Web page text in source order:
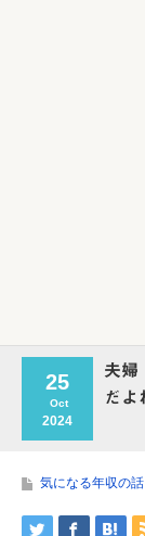
25
Oct
2024
夫婦
だ
気になる年収の話